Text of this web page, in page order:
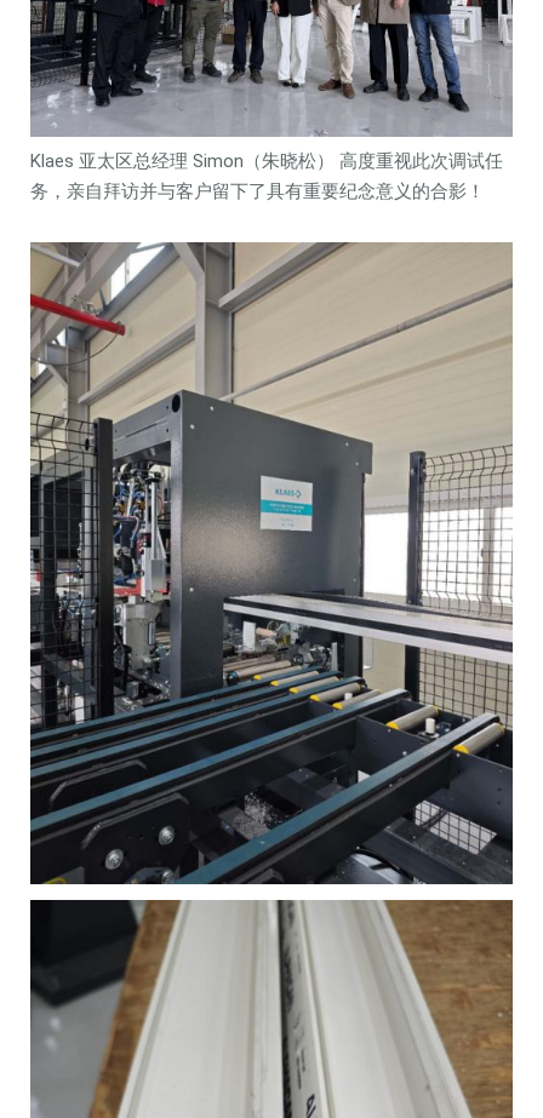
Klaes 亚太区总经理 Simon（朱晓松） 高度重视此次调试任
务，亲自拜访并与客户留下了具有重要纪念意义的合影！